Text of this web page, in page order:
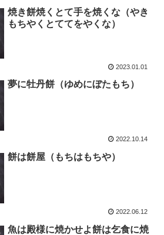
焼き餅焼くとて手を焼くな（やき
もちやくとててをやくな）
2023.01.01
夢に牡丹餅（ゆめにぼたもち）
2022.10.14
餅は餅屋（もちはもちや）
2022.06.12
魚は殿様に焼かせよ餅は乞食に焼